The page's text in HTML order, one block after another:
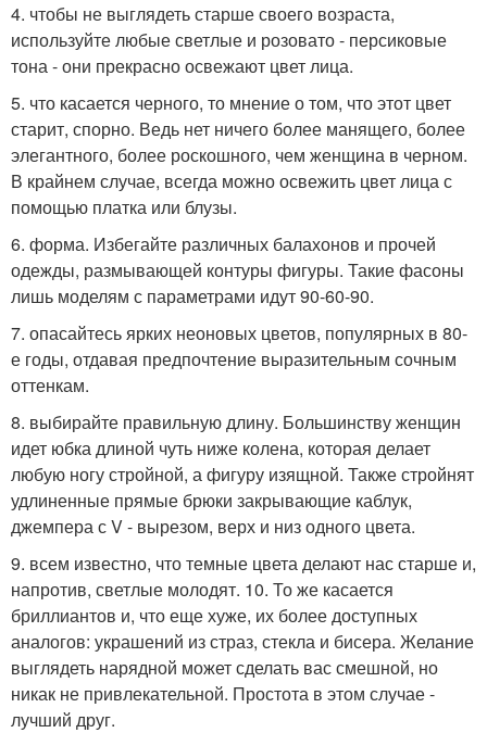
4. чтобы не выглядеть старше своего возраста,
используйте любые светлые и розовато - персиковые
тона - они прекрасно освежают цвет лица.
5. что касается черного, то мнение о том, что этот цвет
старит, спорно. Ведь нет ничего более манящего, более
элегантного, более роскошного, чем женщина в черном.
В крайнем случае, всегда можно освежить цвет лица с
помощью платка или блузы.
6. форма. Избегайте различных балахонов и прочей
одежды, размывающей контуры фигуры. Такие фасоны
лишь моделям с параметрами идут 90-60-90.
7. опасайтесь ярких неоновых цветов, популярных в 80-
е годы, отдавая предпочтение выразительным сочным
оттенкам.
8. выбирайте правильную длину. Большинству женщин
идет юбка длиной чуть ниже колена, которая делает
любую ногу стройной, а фигуру изящной. Также стройнят
удлиненные прямые брюки закрывающие каблук,
джемпера с V - вырезом, верх и низ одного цвета.
9. всем известно, что темные цвета делают нас старше и,
напротив, светлые молодят. 10. То же касается
бриллиантов и, что еще хуже, их более доступных
аналогов: украшений из страз, стекла и бисера. Желание
выглядеть нарядной может сделать вас смешной, но
никак не привлекательной. Простота в этом случае -
лучший друг.